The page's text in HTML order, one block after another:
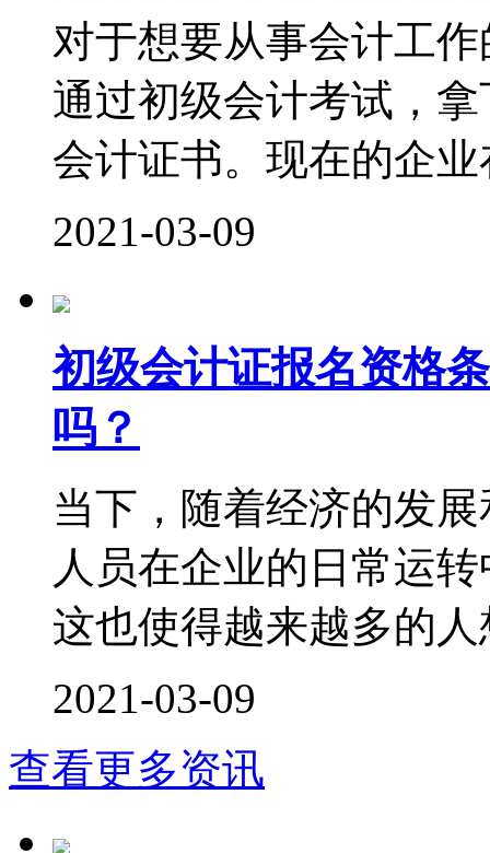
对于想要从事会计工
通过初级会计考试，
会计证书。现在的企
2021-03-09
初级会计证报名资格
吗？
当下，随着经济的发
人员在企业的日常运
这也使得越来越多的
2021-03-09
查看更多资讯